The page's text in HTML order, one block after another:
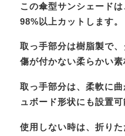
この傘型サンシェード
98%以上カットします。
取っ手部分は樹脂製で
傷が付かない柔らかい素
取っ手部分は、柔軟に
ュボード形状にも設置可
使用しない時は、折り